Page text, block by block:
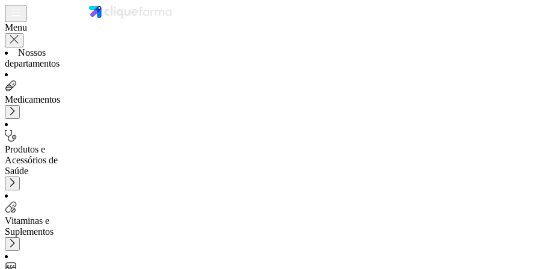
Menu
Nossos
departamentos
Medicamentos
Produtos e
Acessórios de
Saúde
Vitaminas e
Suplementos